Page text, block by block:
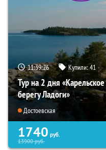
11:39:25 Купили:41
Тур на 2 дня
берегу Ладоги»
Достоевская
1740 руб.
13900руб.